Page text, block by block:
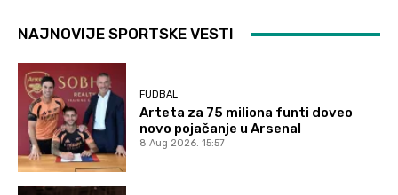
NAJNOVIJE SPORTSKE VESTI
FUDBAL
Arteta za 75 miliona funti doveo
novo pojačanje u Arsenal
8 Aug 2026. 15:57